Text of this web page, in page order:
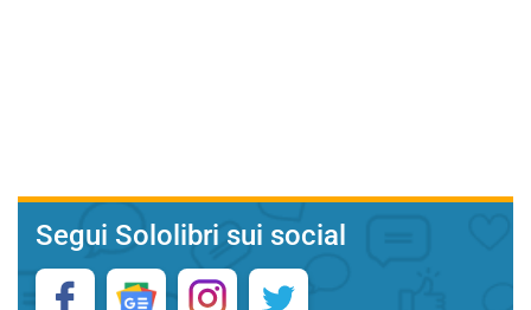
Segui Sololibri sui social